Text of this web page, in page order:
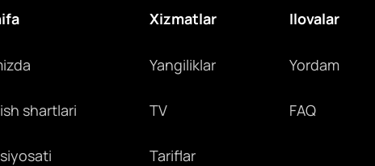
shartlari
Xizmatlar
Yangiliklar
TV
Tariflar
Ilovalar
Yordam
FAQ